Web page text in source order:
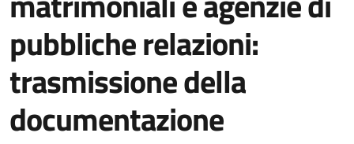
pubbliche relazioni:
trasmissione della
documentazione